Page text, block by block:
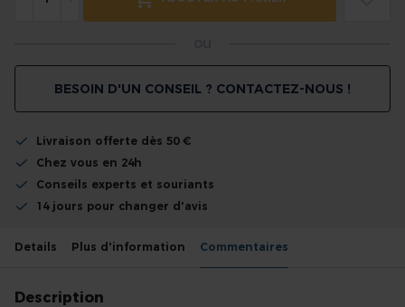
BESOIN D'UN CONSEIL ? CONTACTEZ-NOUS !
Livraison offerte dès 50 €
Chez vous en 24h
Conseils experts et souriants
14 jours pour changer d'avis
Details Plus d'information Commentaires
Description